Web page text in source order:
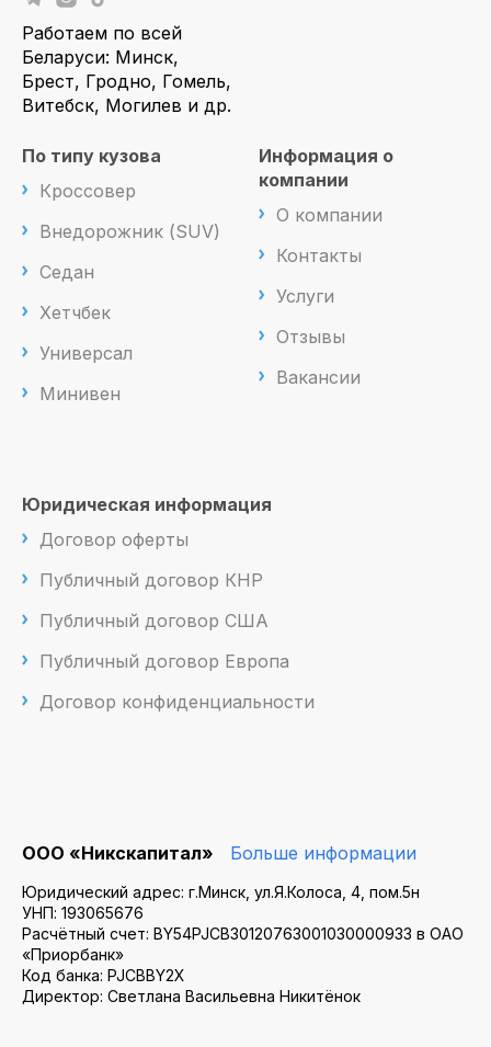
Работаем по всей
Беларуси: Минск,
Брест, Гродно, Гомель,
Витебск, Могилев и др.
По типу кузова
Кроссовер
Внедорожник (SUV)
Седан
Хетчбек
Универсал
Минивен
Информация о
компании
О компании
Контакты
Услуги
Отзывы
Вакансии
Юридическая информация
Договор оферты
Публичный договор КНР
Публичный договор США
Публичный договор Европа
Договор конфиденциальности
ООО «Никскапитал» Больше информации
Юридический адрес: г.Минск, ул.Я.Колоса, 4, пом.5н
УНП: 193065676
Расчётный счет: BY54PJCB30120763001030000933 в ОАО
«Приорбанк»
Код банка: PJCBBY2X
Директор: Светлана Васильевна Никитёнок